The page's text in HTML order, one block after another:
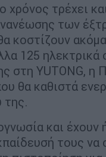
τρέχει
των
κοστίζουν
125 ηλεκτρικά
στη ΥUTONG, η
θα καθιστά
της.
και
τους να